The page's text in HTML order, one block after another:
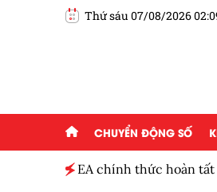
Thứ sáu 07/08/2026
CHUYỂN ĐỘNG SỐ
Khởi động xét chọn